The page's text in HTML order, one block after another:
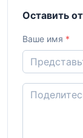
Оставить
Ваше имя *